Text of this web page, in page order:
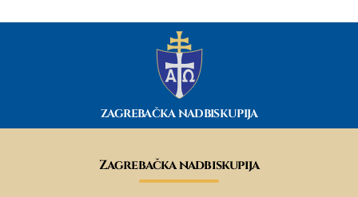
ZAGREBAČKA NADBISKUPIJA
Zagrebačka nadbiskupija